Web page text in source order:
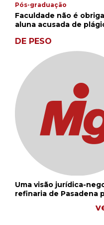
Pós-graduação
Faculdade não é
aluna acusada de
DE PESO
Uma visão jurídica-
refinaria de Pasadena